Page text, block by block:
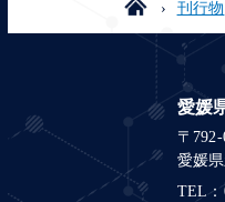
刊行物
愛媛
〒792-
愛媛
TEL：